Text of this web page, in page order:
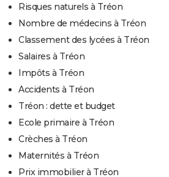
Risques naturels à Tréon
Nombre de médecins à Tréon
Classement des lycées à Tréon
Salaires à Tréon
Impôts à Tréon
Accidents à Tréon
Tréon : dette et budget
Ecole primaire à Tréon
Crèches à Tréon
Maternités à Tréon
Prix immobilier à Tréon